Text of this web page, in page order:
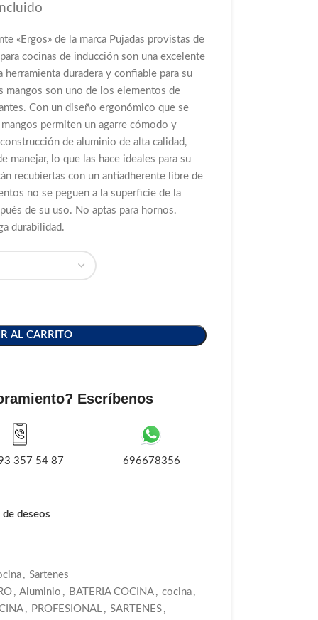
«Ergos» de la marca Pujadas provistas de
cocinas de inducción son una excelente
duradera y confiable para su
mangos son uno de los elementos de
Con un diseño ergonómico que se
permiten un agarre cómodo y
de aluminio de alta calidad,
manejar, lo que las hace ideales para su
recubiertas con un antiadherente libre de
no se peguen a la superficie de la
de su uso. No aptas para hornos.
durabilidad.
AL CARRITO
Escríbenos
357 54 87 696678356
deseos
, Sartenes
, Aluminio , BATERIA COCINA , cocina ,
, PROFESIONAL , SARTENES ,